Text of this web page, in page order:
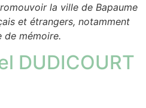
la ville de Bapaume
et étrangers, notamment
de mémoire.
DUDICOURT